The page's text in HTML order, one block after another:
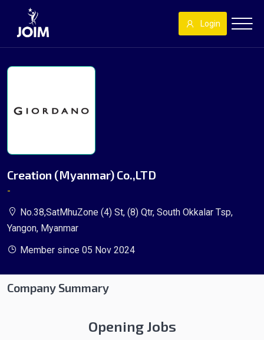
Login
Creation (Myanmar) Co.,LTD
-
No.38,SatMhuZone (4) St, (8) Qtr, South Okkalar Tsp,
Yangon, Myanmar
Member since 05 Nov 2024
Company Summary
Opening Jobs